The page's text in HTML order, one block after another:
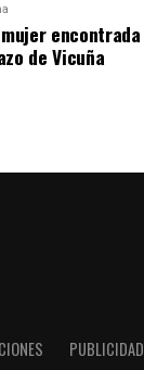
encontrada
de Vicuña
PUBLICIDAD